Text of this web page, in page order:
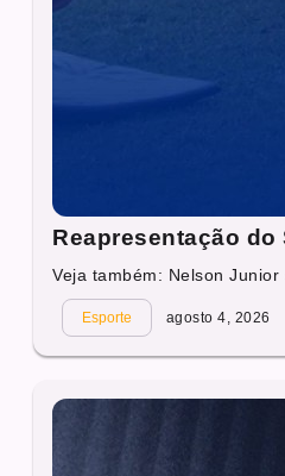
Reapresentação
Veja também: Nelson
Esporte agosto 4, 2026